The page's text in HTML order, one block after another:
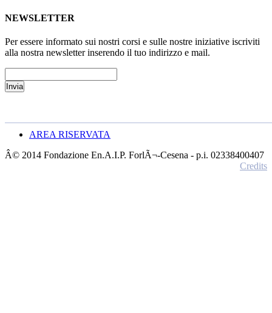
NEWSLETTER
Per essere informato sui nostri corsi e sulle nostre iniziative iscriviti
alla nostra newsletter inserendo il tuo indirizzo e mail.
AREA RISERVATA
Â© 2014 Fondazione En.A.I.P. ForlÃ¬-Cesena - p.i. 02338400407
Credits